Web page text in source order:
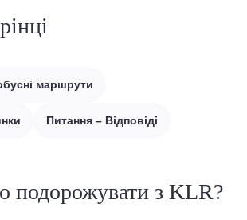
маршрути
Питання – Відповіді
подорожувати з KLR?